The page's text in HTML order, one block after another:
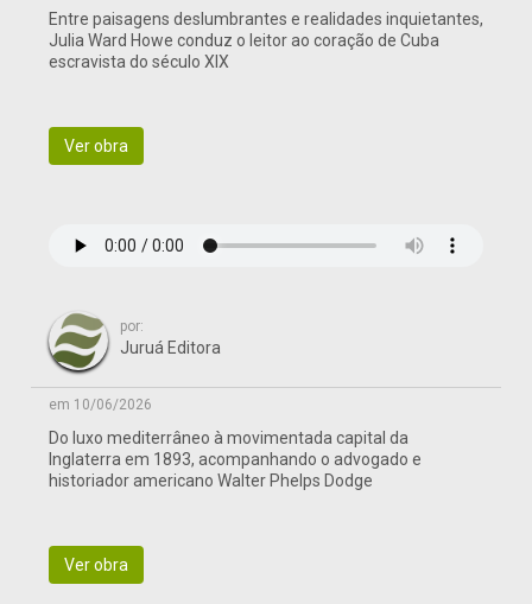
Entre paisagens deslumbrantes e realidades inquietantes,
Julia Ward Howe conduz o leitor ao coração de Cuba
escravista do século XIX
Ver obra
por:
Juruá Editora
em 10/06/2026
Do luxo mediterrâneo à movimentada capital da
Inglaterra em 1893, acompanhando o advogado e
historiador americano Walter Phelps Dodge
Ver obra